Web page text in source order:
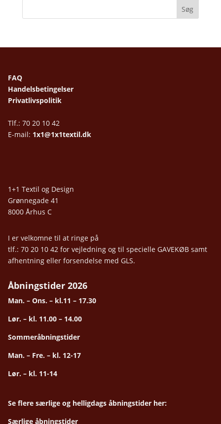
FAQ
Handelsbetingelser
Privatlivspolitik
Tlf.: 70 20 10 42
E-mail: 1x1@1x1textil.dk
1+1 Textil og Design
Grønnegade 41
8000 Århus C
I er velkomne til at ringe på
tlf.: 70 20 10 42 for vejledning og til specielle GAVEKØB samt
afhentning eller forsendelse med GLS.
Åbningstider 2026
Man. – Ons. – kl.11 – 17.30
Lør. – kl. 11.00 – 14.00
Sommeråbningstider
Man. – Fre. – kl. 12-17
Lør. – kl. 11-14
Se flere særlige og helligdags åbningstider her:
Særlige åbningstider